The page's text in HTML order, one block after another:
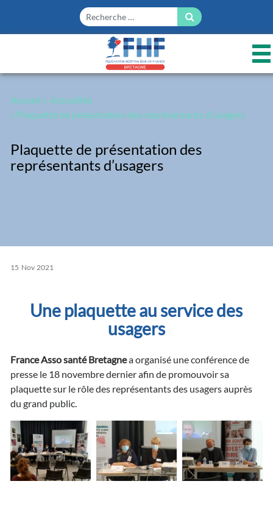
Accueil » Actualités
» Plaquette de présentation des représentants d’usagers
Plaquette de présentation des
représentants d’usagers
15 Nov 2021
Une plaquette au service des
usagers
France Asso santé Bretagnea organisé une conférence de
presse le 18 novembre dernier afin de promouvoir sa
plaquette sur le rôle des représentants des usagers auprès
du grand public.
Panneau de gestion des cookies